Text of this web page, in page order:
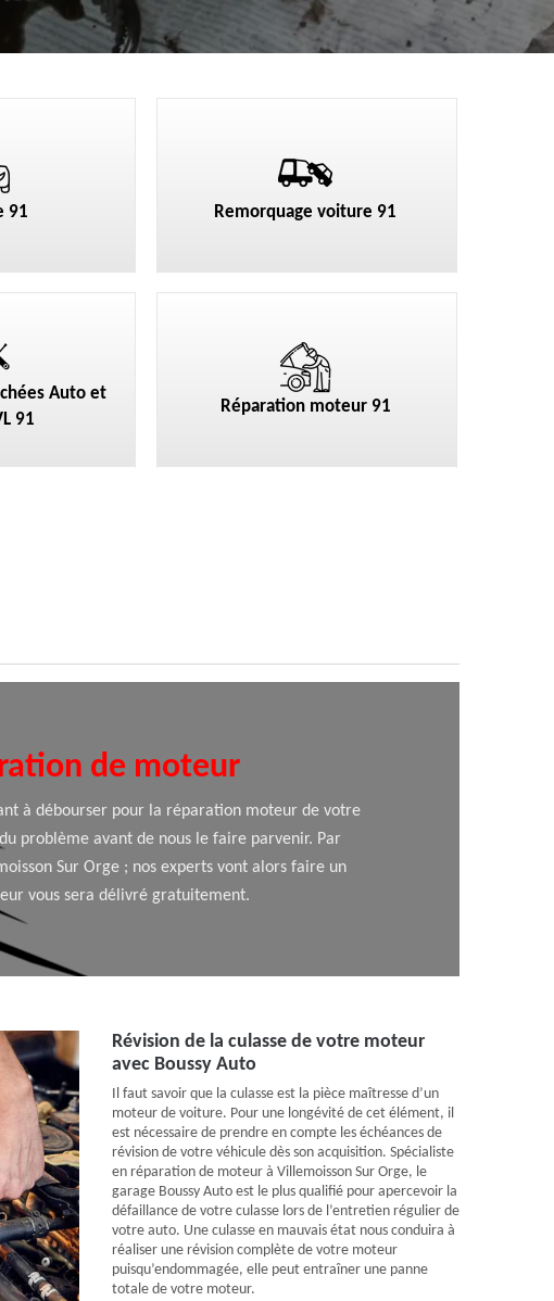
91 Remorquage voiture 91
Auto et
91
Réparation moteur 91
de moteur
à débourser pour la réparation moteur de votre
problème avant de nous le faire parvenir. Par
Sur Orge ; nos experts vont alors faire un
vous sera délivré gratuitement.
Révision de la culasse de votre moteur
avec Boussy Auto
Il faut savoir que la culasse est la pièce maîtresse d’un
moteur de voiture. Pour une longévité de cet élément, il
est nécessaire de prendre en compte les échéances de
révision de votre véhicule dès son acquisition. Spécialiste
en réparation de moteur à Villemoisson Sur Orge, le
garage Boussy Auto est le plus qualifié pour apercevoir la
défaillance de votre culasse lors de l’entretien régulier de
votre auto. Une culasse en mauvais état nous conduira à
réaliser une révision complète de votre moteur
puisqu’endommagée, elle peut entraîner une panne
totale de votre moteur.